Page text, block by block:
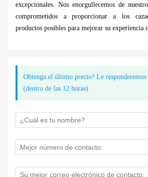
excepcionales. Nos enorgullecemos de
comprometidos a proporcionar a los
productos posibles para mejorar su experiencia
Obtenga el último precio? Le
(dentro de las 12 horas)